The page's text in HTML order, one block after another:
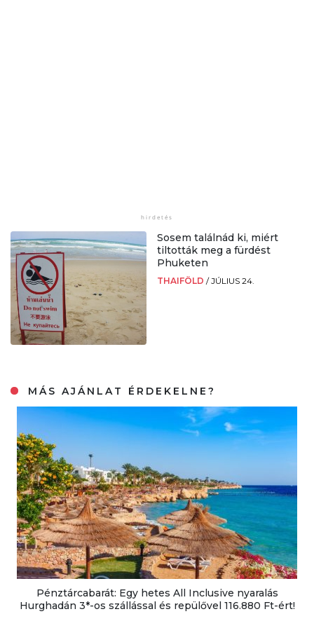
Sosem találnád ki, miért
tiltották meg a fürdést
Phuketen
THAIFÖLD /JÚLIUS 24.
MÁS AJÁNLAT ÉRDEKELNE?
Pénztárcabarát: Egy hetes All Inclusive nyaralás
Hurghadán 3*-os szállással és repülővel 116.880 Ft-ért!